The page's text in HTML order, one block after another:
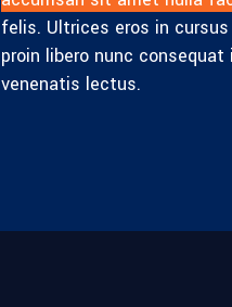
felis. Ultrices eros in
proin libero nunc
venenatis lectus.